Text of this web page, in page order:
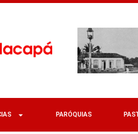
PARÓQUIAS